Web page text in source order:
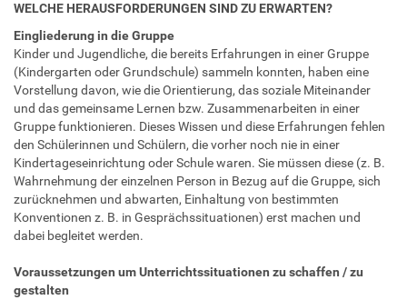
WELCHE HERAUSFORDERUNGEN SIND ZU ERWARTEN?
Eingliederung in die Gruppe
Kinder und Jugendliche, die bereits Erfahrungen in einer Gruppe
(Kindergarten oder Grundschule) sammeln konnten, haben eine
Vorstellung davon, wie die Orientierung, das soziale Miteinander
und das gemeinsame Lernen bzw. Zusammenarbeiten in einer
Gruppe funktionieren. Dieses Wissen und diese Erfahrungen fehlen
den Schülerinnen und Schülern, die vorher noch nie in einer
Kindertageseinrichtung oder Schule waren. Sie müssen diese (z. B.
Wahrnehmung der einzelnen Person in Bezug auf die Gruppe, sich
zurücknehmen und abwarten, Einhaltung von bestimmten
Konventionen z. B. in Gesprächssituationen) erst machen und
dabei begleitet werden.
Voraussetzungen um Unterrichtssituationen zu schaffen / zu
gestalten